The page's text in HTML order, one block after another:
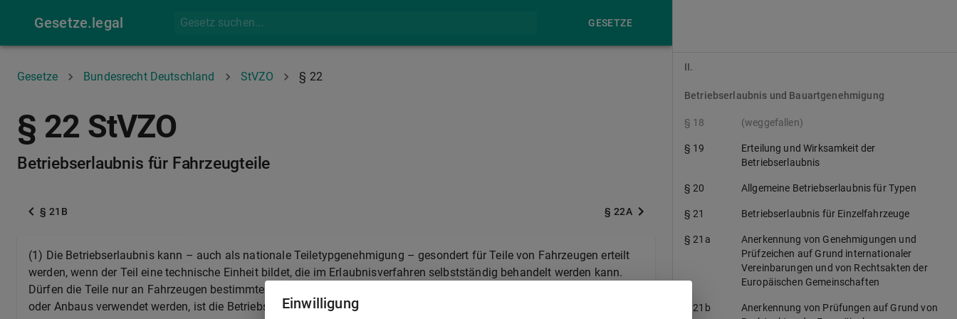
Gesetze.legal GESETZE
Gesetze Bundesrecht Deutschland StVZO § 22
§ 22 StVZO
Betriebserlaubnis für Fahrzeugteile
§ 21B § 22A
(1) Die Betriebserlaubnis kann – auch als nationale Teiletypgenehmigung – gesondert für Teile von Fahrzeugen erteilt
werden, wenn der Teil eine technische Einheit bildet, die im Erlaubnisverfahren selbstständig behandelt werden kann.
Dürfen die Teile nur an Fahrzeugen bestimmter Art, eines bestimmten Typs oder nur bei einer bestimmten Art des Ein-
oder Anbaus verwendet werden, ist die Betriebserlaubnis dahingehend zu beschränken. Die Wirksamkeit der
II.
Betriebserlaubnis und Bauartgenehmigung
§ 18 (weggefallen)
§ 19
Erteilung und Wirksamkeit der
Betriebserlaubnis
§ 20 Allgemeine Betriebserlaubnis für Typen
§ 21 Betriebserlaubnis für Einzelfahrzeuge
§ 21a
Anerkennung von Genehmigungen und
Prüfzeichen auf Grund internationaler
Vereinbarungen und von Rechtsakten der
Europäischen Gemeinschaften
§ 21b
Anerkennung von Prüfungen auf Grund von
Einwilligung